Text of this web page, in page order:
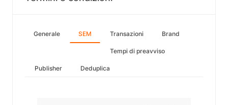
Generale SEM Transazioni Brand
Tempi di preavviso
Publisher Deduplica